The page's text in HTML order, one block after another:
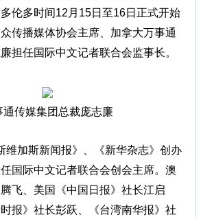
伦多时间12月15日至16日正式开始
传播媒体协会主席、加拿大万事通
担任国际中文记者联合会监事长。
通传媒集团总裁庞志廉
维加斯新闻报》、《新华杂志》创办
国际中文记者联合会创会主席。澳
飞、美国《中国日报》社长江启
报》社长彭跃、《台湾南华报》社